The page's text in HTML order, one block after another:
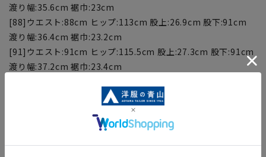
渡り幅:35.6cm 裾巾:23cm
[88]ウエスト:88cm ヒップ:113cm 股上:26.9cm 股下:91cm
渡り幅:36.4cm 裾巾:23.2cm
[91]ウエスト:91cm ヒップ:115.5cm 股上:27.3cm 股下:91cm
渡り幅:37.2cm 裾巾:23.4cm
渡り幅:38cm 裾巾:23.6cm
[97]ウエスト:97cm ヒップ:120.5cm 股上:28.1cm 股下:91cm
渡り幅:38.8cm 裾巾:23.8cm